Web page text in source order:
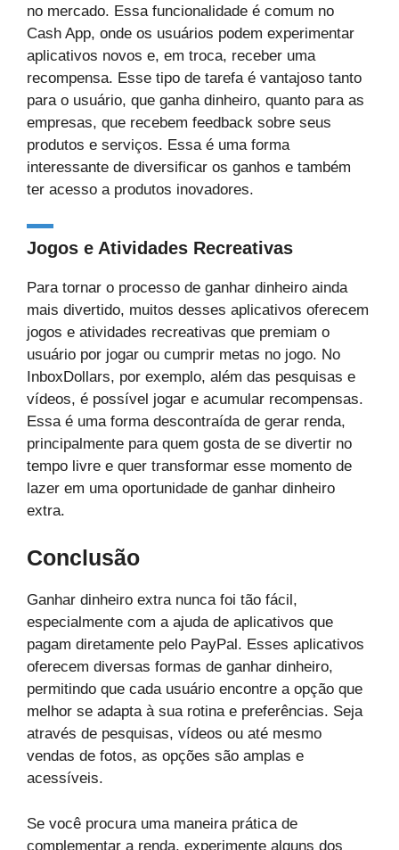
no mercado. Essa funcionalidade é comum no
Cash App, onde os usuários podem experimentar
aplicativos novos e, em troca, receber uma
recompensa. Esse tipo de tarefa é vantajoso tanto
para o usuário, que ganha dinheiro, quanto para as
empresas, que recebem feedback sobre seus
produtos e serviços. Essa é uma forma
interessante de diversificar os ganhos e também
ter acesso a produtos inovadores.
Jogos e Atividades Recreativas
Para tornar o processo de ganhar dinheiro ainda
mais divertido, muitos desses aplicativos oferecem
jogos e atividades recreativas que premiam o
usuário por jogar ou cumprir metas no jogo. No
InboxDollars, por exemplo, além das pesquisas e
vídeos, é possível jogar e acumular recompensas.
Essa é uma forma descontraída de gerar renda,
principalmente para quem gosta de se divertir no
tempo livre e quer transformar esse momento de
lazer em uma oportunidade de ganhar dinheiro
extra.
Conclusão
Ganhar dinheiro extra nunca foi tão fácil,
especialmente com a ajuda de aplicativos que
pagam diretamente pelo PayPal. Esses aplicativos
oferecem diversas formas de ganhar dinheiro,
permitindo que cada usuário encontre a opção que
melhor se adapta à sua rotina e preferências. Seja
através de pesquisas, vídeos ou até mesmo
vendas de fotos, as opções são amplas e
acessíveis.
Se você procura uma maneira prática de
complementar a renda, experimente alguns dos